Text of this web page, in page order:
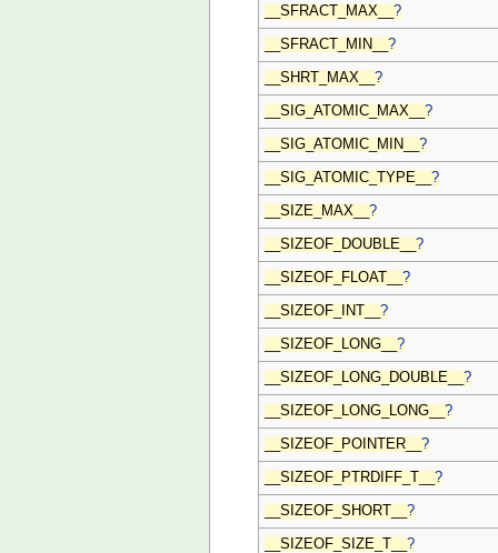
__SFRACT_MAX__?
__SFRACT_MIN__?
__SHRT_MAX__?
__SIG_ATOMIC_MAX__?
__SIG_ATOMIC_MIN__?
__SIG_ATOMIC_TYPE__?
__SIZE_MAX__?
__SIZEOF_DOUBLE__?
__SIZEOF_FLOAT__?
__SIZEOF_INT__?
__SIZEOF_LONG__?
__SIZEOF_LONG_DOUBLE__?
__SIZEOF_LONG_LONG__?
__SIZEOF_POINTER__?
__SIZEOF_PTRDIFF_T__?
__SIZEOF_SHORT__?
__SIZEOF_SIZE_T__?